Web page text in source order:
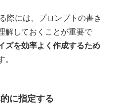
際には、プロンプトの書き
解しておくことが重要で
ズを効率よく作成するため
。
に指定する